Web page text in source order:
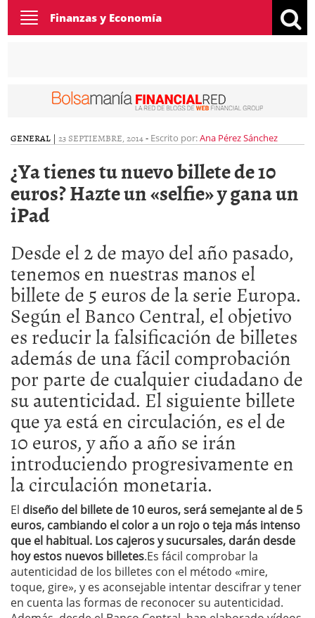
Toggle
navigation
Finanzas y Economía
GENERAL | 23 SEPTIEMBRE, 2014- Escrito por:Ana Pérez Sánchez
¿Ya tienes tu nuevo billete de 10
euros? Hazte un «selfie» y gana un
iPad
Desde el 2 de mayo del año pasado,
tenemos en nuestras manos el
billete de 5 euros de la serie Europa.
Según el Banco Central, el objetivo
es reducir la falsificación de billetes
además de una fácil comprobación
por parte de cualquier ciudadano de
su autenticidad. El siguiente billete
que ya está en circulación, es el de
10 euros, y año a año se irán
introduciendo progresivamente en
la circulación monetaria.
El diseño del billete de 10 euros, será semejante al de 5
euros, cambiando el color a un rojo o teja más intenso
que el habitual. Los cajeros y sucursales, darán desde
hoy estos nuevos billetes.Es fácil comprobar la
autenticidad de los billetes con el método «mire,
toque, gire», y es aconsejable intentar descifrar y tener
en cuenta las formas de reconocer su autenticidad.